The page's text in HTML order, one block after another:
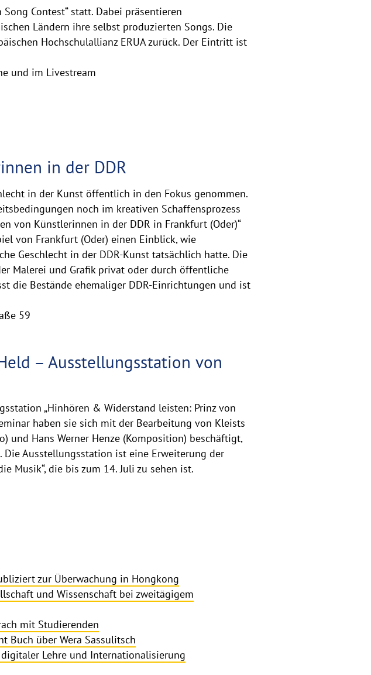
Contest“ statt. Dabei präsentieren
Ländern ihre selbst produzierten Songs. Die
Hochschulallianz ERUA zurück. Der Eintritt ist
und im Livestream
in der DDR
in der Kunst öffentlich in den Fokus genommen.
noch im kreativen Schaffensprozess
von Künstlerinnen in der DDR in Frankfurt (Oder)“
von Frankfurt (Oder) einen Einblick, wie
Geschlecht in der DDR-Kunst tatsächlich hatte. Die
Malerei und Grafik privat oder durch öffentliche
die Bestände ehemaliger DDR-Einrichtungen und ist
59
– Ausstellungsstation von
„Hinhören & Widerstand leisten: Prinz von
haben sie sich mit der Bearbeitung von Kleists
und Hans Werner Henze (Komposition) beschäftigt,
Ausstellungsstation ist eine Erweiterung der
Musik“, die bis zum 14. Juli zu sehen ist.
zur Überwachung in Hongkong
und Wissenschaft bei zweitägigem
mit Studierenden
Buch über Wera Sassulitsch
Lehre und Internationalisierung